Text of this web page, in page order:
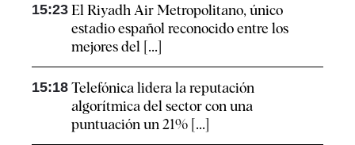
15:23 El Riyadh Air Metropolitano, único
estadio español reconocido entre los
mejores del [...]
15:18 Telefónica lidera la reputación
algorítmica del sector con una
puntuación un 21% [...]